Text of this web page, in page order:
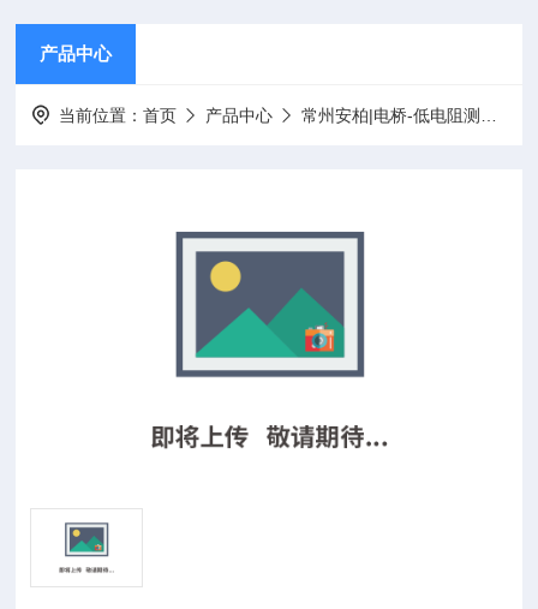
产品中心
当前位置：首页 产品中心 常州安柏|电桥-低电阻测试仪-电池内阻测试仪-漏电绝缘电阻测试仪-负载